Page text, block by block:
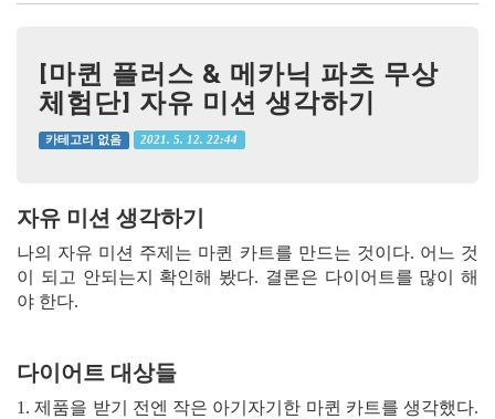
[마퀸 플러스 & 메카닉 파츠 무상
체험단] 자유 미션 생각하기
카테고리 없음 2021. 5. 12. 22:44
자유 미션 생각하기
나의 자유 미션 주제는 마퀸 카트를 만드는 것이다. 어느 것
이 되고 안되는지 확인해 봤다. 결론은 다이어트를 많이 해
야 한다.
다이어트 대상들
1. 제품을 받기 전엔 작은 아기자기한 마퀸 카트를 생각했다.